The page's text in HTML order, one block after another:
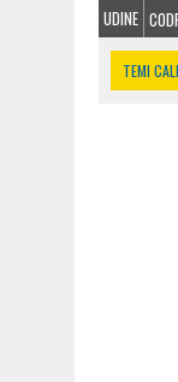
UDINE
TEMI